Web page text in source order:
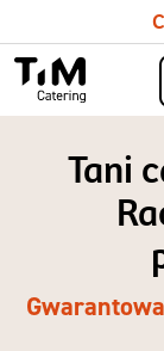
Tani